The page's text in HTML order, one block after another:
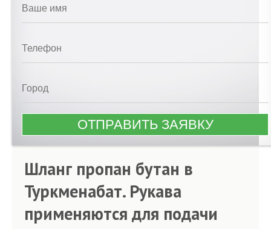
Шланг пропан бутан в
Туркменабат. Рукава
применяются для подачи